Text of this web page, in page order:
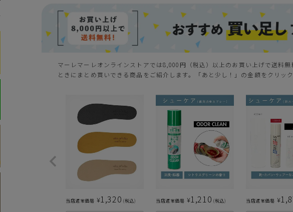
マーレマーレオンラインストアでは8,000円（税込）以上のお買い上げで送料
ときにまとめ買いできる商品をご紹介します。「あと少し！」の金額をクリッ
当店通常価格 ¥1,320 税込 当店通常価格 ¥1,210 税込 当店通常価格 ¥